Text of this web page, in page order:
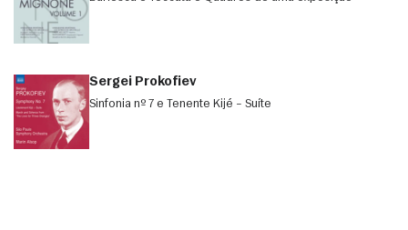
Sergei Prokofiev
Sinfonia nº 7 e Tenente Kijé – Suíte